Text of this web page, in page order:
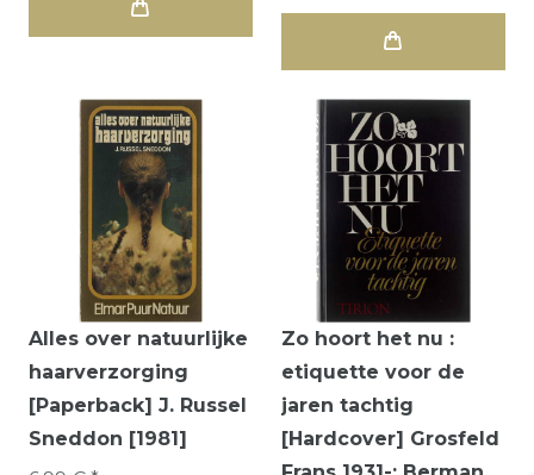
Alles over natuurlijke
haarverzorging
[Paperback] J. Russel
Sneddon [1981]
Zo hoort het nu :
etiquette voor de
jaren tachtig
[Hardcover] Grosfeld